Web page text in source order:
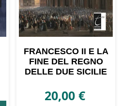
FRANCESCO II E LA
FINE DEL REGNO
DELLE DUE SICILIE
20,00 €